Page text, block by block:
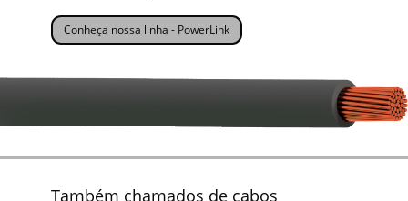
Conheça nossa linha - PowerLink
Também chamados de cabos